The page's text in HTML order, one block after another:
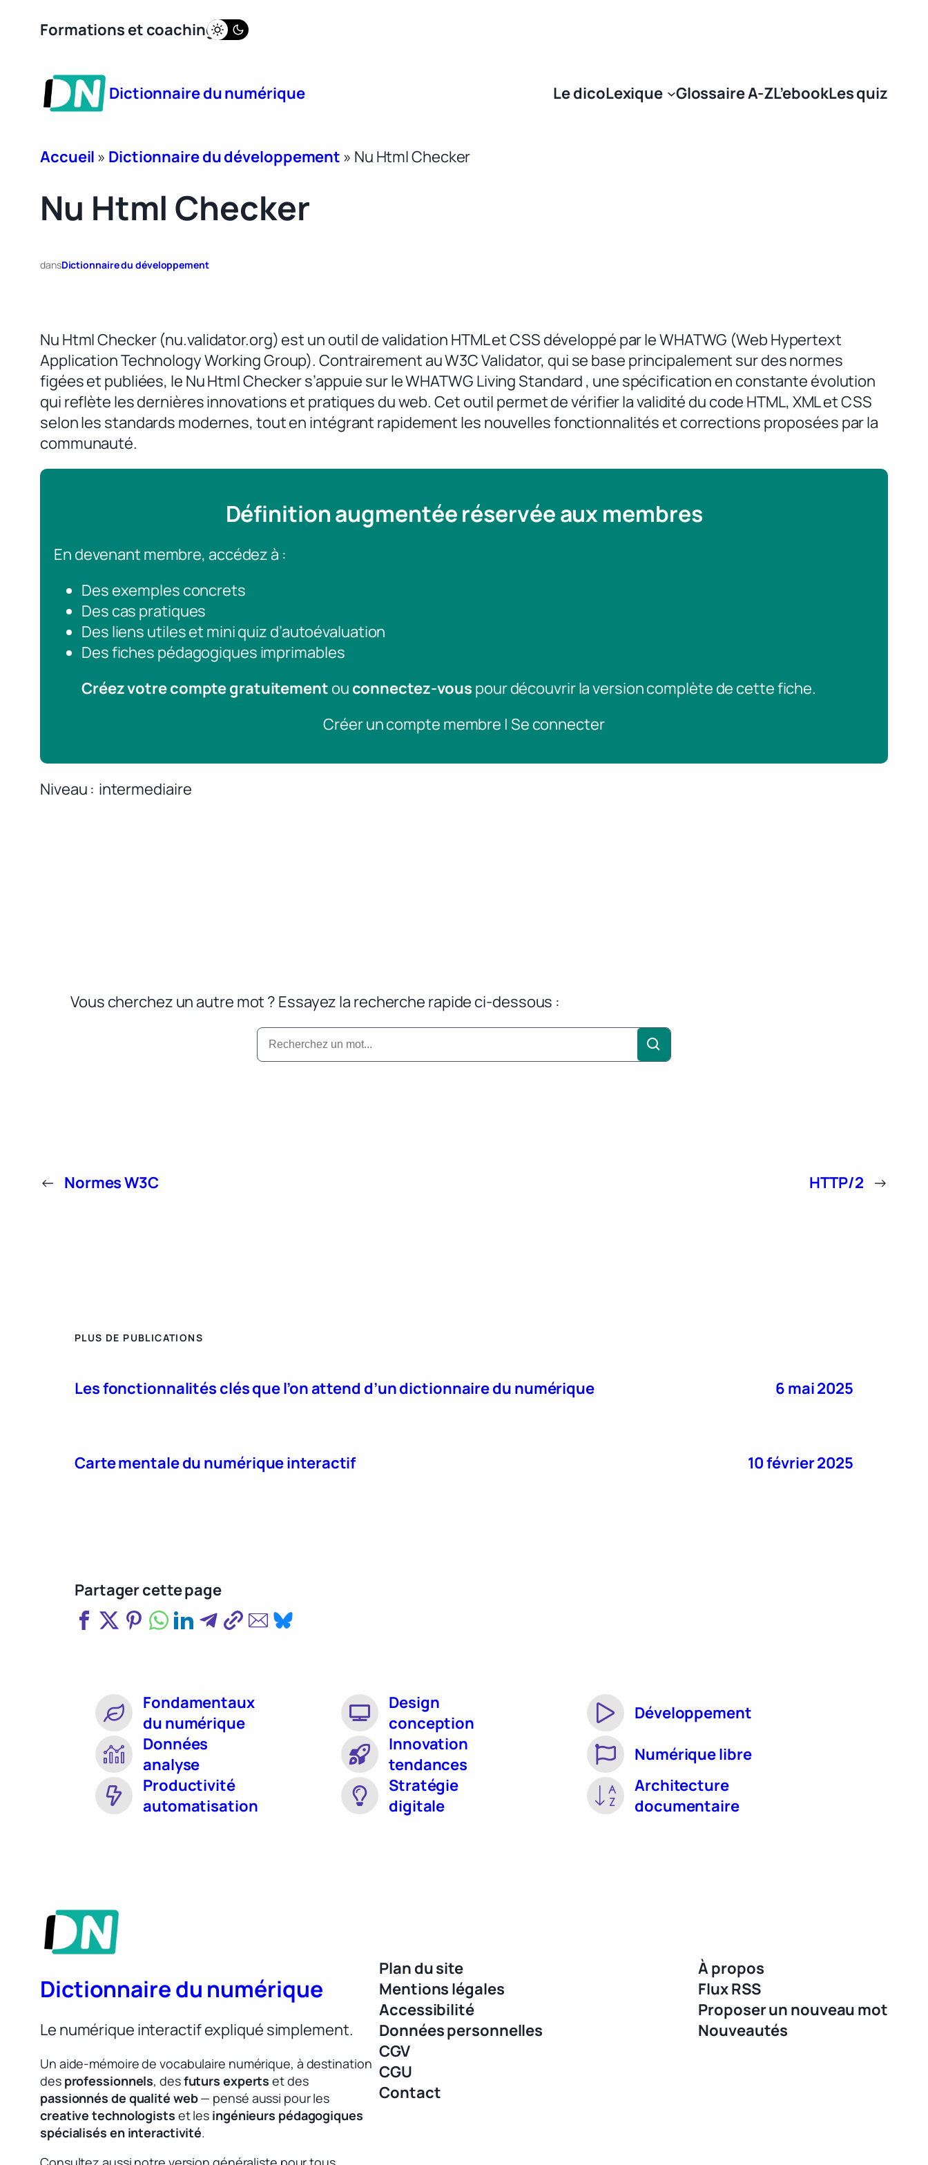
Formations et coaching
Dictionnaire du numérique Le dicoLexique Glossaire A-ZL’ebookLes quiz
Accueil » Dictionnaire du développement » Nu Html Checker
Nu Html Checker
dansDictionnaire du développement
Nu Html Checker (nu.validator.org) est un outil de validation HTML et CSS développé par le WHATWG (Web Hypertext
Application Technology Working Group). Contrairement au W3C Validator, qui se base principalement sur des normes
figées et publiées, le Nu Html Checker s’appuie sur le WHATWG Living Standard , une spécification en constante évolution
qui reflète les dernières innovations et pratiques du web. Cet outil permet de vérifier la validité du code HTML, XML et CSS
selon les standards modernes, tout en intégrant rapidement les nouvelles fonctionnalités et corrections proposées par la
communauté.
Définition augmentée réservée aux membres
En devenant membre, accédez à :
Des exemples concrets
Des cas pratiques
Des liens utiles et mini quiz d’autoévaluation
Des fiches pédagogiques imprimables
Créez votre compte gratuitement ou connectez-vous pour découvrir la version complète de cette fiche.
Créer un compte membre | Se connecter
Niveau intermediaire
Vous cherchez un autre mot ? Essayez la recherche rapide ci-dessous :
← Normes W3C HTTP/2 →
PLUS DE PUBLICATIONS
Les fonctionnalités clés que l’on attend d’un dictionnaire du numérique 6 mai 2025
Carte mentale du numérique interactif 10 février 2025
Partager cette page
Fondamentaux
du numérique
Design
conception
Développement
Données
analyse
Innovation
tendances
Numérique libre
Productivité
automatisation
Stratégie
digitale
Architecture
documentaire
Dictionnaire du numérique
Le numérique interactif expliqué simplement.
Un aide-mémoire de vocabulaire numérique, à destination
des professionnels, desfuturs experts et des
passionnés de qualité web— pensé aussi pour les
creative technologists et les ingénieurs pédagogiques
spécialisés en interactivité.
Plan du site
Mentions légales
Accessibilité
Données personnelles
CGV
CGU
Contact
À propos
Flux RSS
Proposer un nouveau mot
Nouveautés